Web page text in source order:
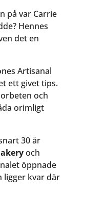
på var Carrie
Hennes
det en
Artisanal
ett givet tips.
och
orimligt
30 år
och
öppnade
ligger kvar där